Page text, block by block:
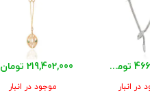
466,417,000 تومان
در انبار
219,402,000 تومان
موجود در انبار